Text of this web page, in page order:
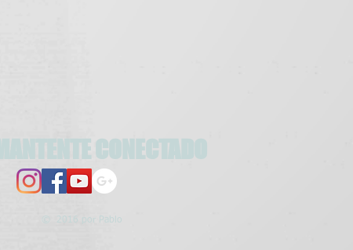
MANTENTE CONECTADO
© 2016 por Pablo